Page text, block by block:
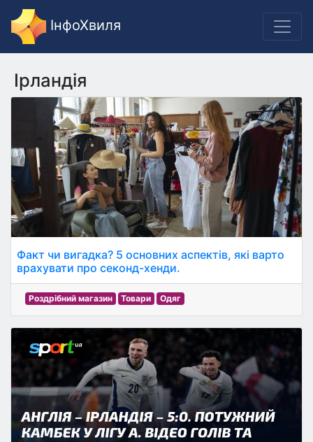
ІнфоХвиля
Ірландія
Факт чи вигадка? 5 основних аспектів, які варто
врахувати про секонд-хенди.
Роздрібний магазин Товари Одяг